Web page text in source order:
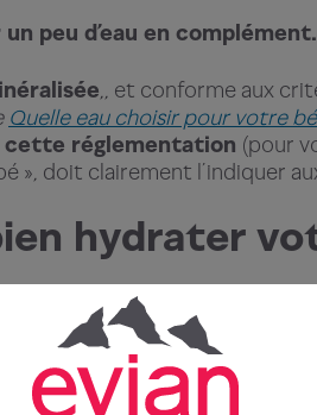
peu d’eau en complément.
,, et conforme aux
Quelle eau choisir pour votre
cette réglementation (pour
», doit clairement l’indiquer
hydrater
contre le risque de
un environnement tempéré à